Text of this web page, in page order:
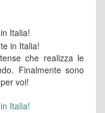
Italia!
che realizza le
Finalmente sono
voi!
Italia!